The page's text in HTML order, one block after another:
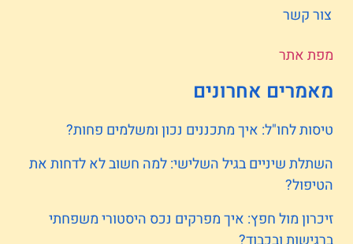
צור קשר
מפת אתר
מאמרים אחרונים
טיסות לחו"ל: איך מתכננים נכון ומשלמים פחות?
השתלת שיניים בגיל השלישי: למה חשוב לא לדחות את
הטיפול?
זיכרון מול חפץ: איך מפרקים נכס היסטורי משפחתי